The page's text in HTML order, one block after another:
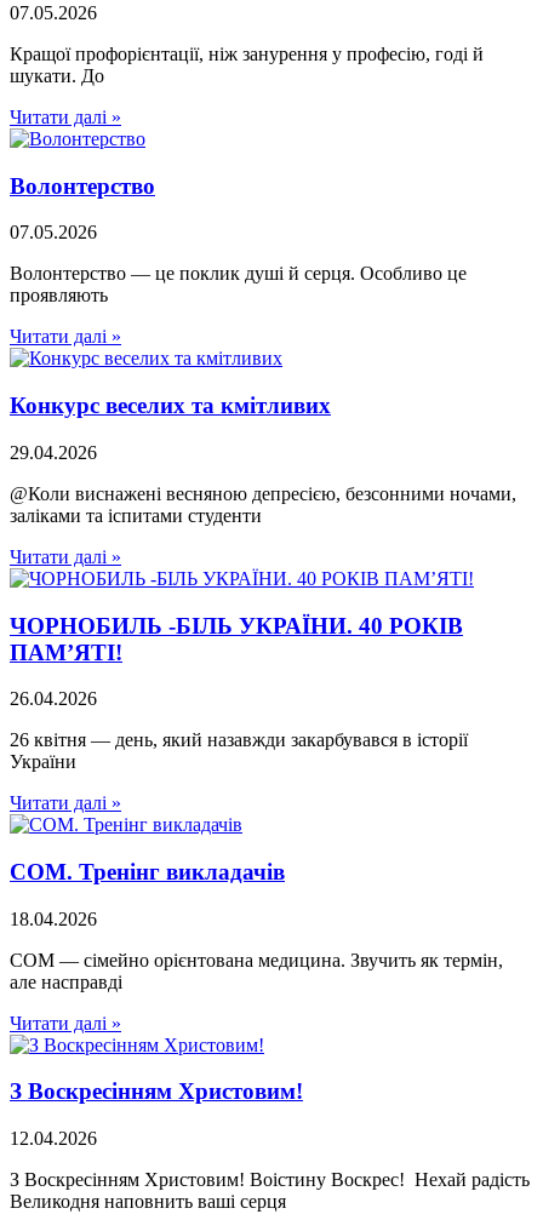
07.05.2026
Кращої профорієнтації, ніж занурення у професію, годі й
шукати. До
Читати далі »
Волонтерство
07.05.2026
Волонтерство — це поклик душі й серця. Особливо це
проявляють
Читати далі »
Конкурс веселих та кмітливих
29.04.2026
@Коли виснажені весняною депресією, безсонними ночами,
заліками та іспитами студенти
Читати далі »
ЧОРНОБИЛЬ -БІЛЬ УКРАЇНИ. 40 РОКІВ
ПАМ’ЯТІ!
26.04.2026
26 квітня — день, який назавжди закарбувався в історії
України
Читати далі »
СОМ. Тренінг викладачів
18.04.2026
СОМ — сімейно орієнтована медицина. Звучить як термін,
але насправді
Читати далі »
З Воскресінням Христовим!
12.04.2026
З Воскресінням Христовим! Воістину Воскрес! Нехай радість
Великодня наповнить ваші серця